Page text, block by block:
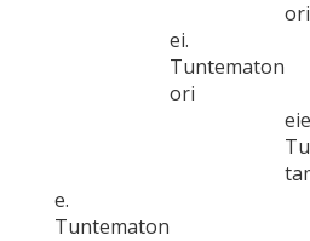
e.
Tuntematon
ei.
Tuntematon
ori
ori